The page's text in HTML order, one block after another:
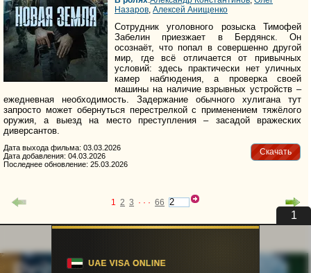
Назаров Алексей Анищенко
Сотрудник уголовного розыска Тимофей
Забелин приезжает в Бердянск. Он
осознаёт, что попал в совершенно другой
мир, где всё отличается от привычных
условий: здесь практически нет уличных
камер наблюдения, а проверка своей
машины на наличие взрывных устройств –
ежедневная необходимость. Задержание обычного хулигана тут
запросто может обернуться перестрелкой с применением тяжёлого
оружия, а выезд на место преступления – засадой вражеских
диверсантов.
Скачать
Дата выхода фильма: 03.03.2026
Дата добавления: 04.03.2026
Последнее обновление: 25.03.2026
1 2 3 · · · 66